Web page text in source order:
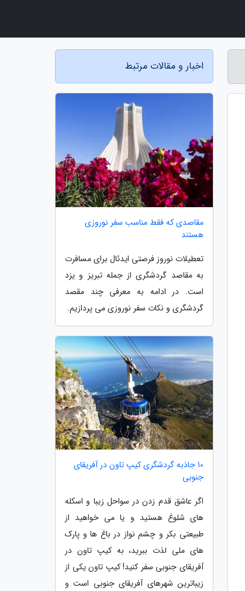
اخبار و مقالات مرتبط
مقاصدی که فقط مناسب سفر نوروزی
هستند
تعطیلات نوروز فرصتی ایدئال برای مسافرت
به مقاصد گردشگری از جمله تبریز و یزد
است. در ادامه به معرفی چند مقصد
گردشگری و نکات سفر نوروزی می پردازیم.
10 جاذبه گردشگری کیپ تاون در آفریقای
جنوبی
اگر عاشق قدم زدن در سواحل زیبا و اسکله
های شلوغ هستید و یا می خواهید از
طبیعتی بکر و چشم نواز در باغ ها و پارک
های ملی لذت ببرید، به کیپ تاون در
آفریقای جنوبی سفر کنید! کیپ تاون یکی از
زیباترین شهرهای آفریقای جنوبی است و